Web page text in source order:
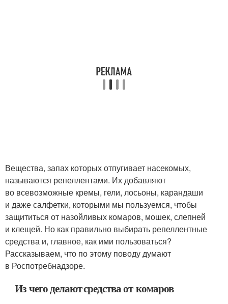
Вещества, запах которых отпугивает насекомых,
называются репеллентами. Их добавляют
во всевозможные кремы, гели, лосьоны, карандаши
и даже салфетки, которыми мы пользуемся, чтобы
защититься от назойливых комаров, мошек, слепней
и клещей. Но как правильно выбирать репеллентные
средства и, главное, как ими пользоваться?
Рассказываем, что по этому поводу думают
в Роспотребнадзоре.
Из чего делают средства от комаров